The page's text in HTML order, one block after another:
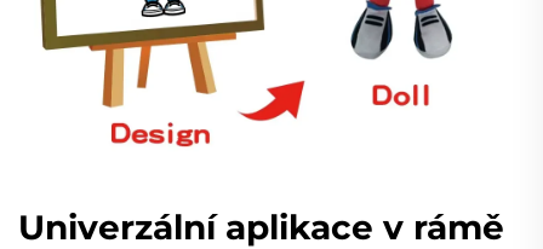
Univerzální aplikace v rámě